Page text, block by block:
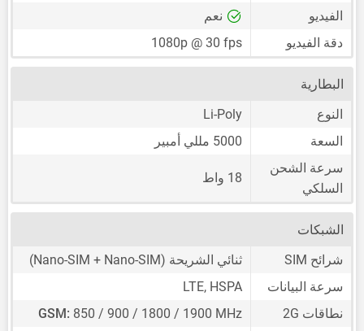
الفيديو
نعم
دقة الفيديو
1080p @ 30 fps
البطارية
النوع
Li-Poly
السعة
5000 مللي أمبير
سرعة الشحن
السلكي
18 واط
الشبكات
شرائح SIM
ثنائي الشريحة (Nano-SIM + Nano-SIM)
سرعة البيانات
LTE, HSPA
نطاقات 2G
GSM: 850 / 900 / 1800 / 1900 MHz